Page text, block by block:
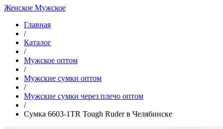
Женское Мужское
Главная
/
Каталог
/
Мужское оптом
/
Мужские сумки оптом
/
Мужские сумки через плечо оптом
/
Сумка 6603-1TR Tough Ruder в Челябинске